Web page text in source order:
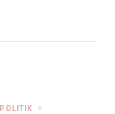
POLITIK